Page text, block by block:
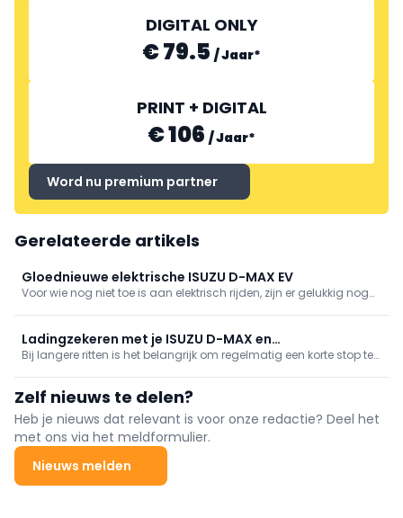
DIGITAL ONLY
€ 79.5 /Jaar*
PRINT + DIGITAL
€ 106 /Jaar*
Word nu premium partner
Gerelateerde artikels
Gloednieuwe elektrische ISUZU D-MAX EV
Voor wie nog niet toe is aan elektrisch rijden, zijn er gelukkig nog
voertuigen stoten minder CO2 uit en dragen dus bij aan een
schonere lucht. Bovendien zijn ze vaak ook nog eens zuiniger in
verbruik, wat weer goed is voor de portemonnee. Dus als je nog
twijfelt over elektrisch rijden, zijn er genoeg alternatieven om toch
een steentje bij te dragen aan een duurzamere wereld.
Ladingzekeren met je ISUZU D-MAX en
aanhangwagen.
Bij langere ritten is het belangrijk om regelmatig een korte stop te
loskomen, wat gevaarlijke situaties kan veroorzaken. Door even te
controleren of alles nog goed vastzit, voorkom je dat je lading
gaat schuiven of zelfs van je voertuig afvalt. Neem dus af en toe
de tijd om de veiligheid van je lading te checken en maak indien
nodig de spanbanden weer goed vast. Veiligheid voor alles!
Zelf nieuws te delen?
Heb je nieuws dat relevant is voor onze redactie? Deel het
met ons via het meldformulier.
Nieuws melden